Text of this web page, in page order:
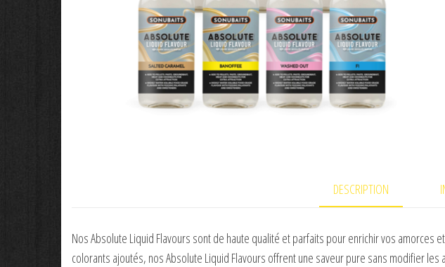
DESCRIPTION
Nos Absolute Liquid Flavours sont de haute qualité et parfaits pour enrichir vos
colorants ajoutés, nos Absolute Liquid Flavours offrent une saveur pure sans modifier